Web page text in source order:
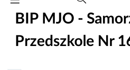
BIP MJO -
Przedszkole Nr